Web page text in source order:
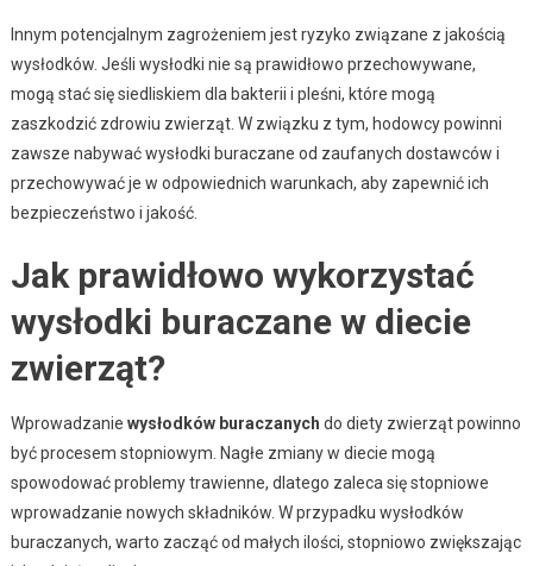
Innym potencjalnym zagrożeniem jest ryzyko związane z jakością
wysłodków. Jeśli wysłodki nie są prawidłowo przechowywane,
mogą stać się siedliskiem dla bakterii i pleśni, które mogą
zaszkodzić zdrowiu zwierząt. W związku z tym, hodowcy powinni
zawsze nabywać wysłodki buraczane od zaufanych dostawców i
przechowywać je w odpowiednich warunkach, aby zapewnić ich
bezpieczeństwo i jakość.
Jak prawidłowo wykorzystać
wysłodki buraczane w diecie
zwierząt?
Wprowadzanie wysłodków buraczanych do diety zwierząt powinno
być procesem stopniowym. Nagłe zmiany w diecie mogą
spowodować problemy trawienne, dlatego zaleca się stopniowe
wprowadzanie nowych składników. W przypadku wysłodków
buraczanych, warto zacząć od małych ilości, stopniowo zwiększając